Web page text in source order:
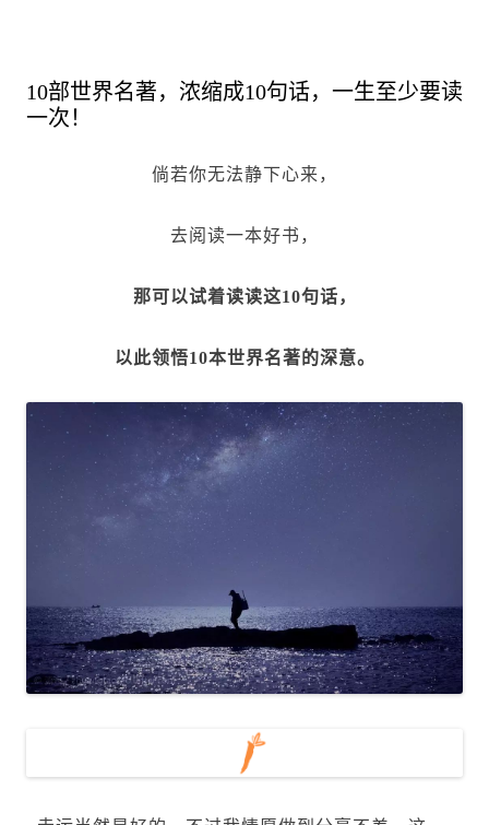
10部世界名著，浓缩成10句话，一生至少要读
一次！
倘若你无法静下心来，
去阅读一本好书，
那可以试着读读这10句话，
以此领悟10本世界名著的深意。